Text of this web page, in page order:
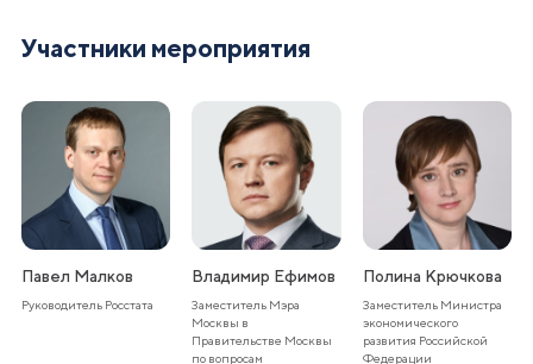
Участники мероприятия
Павел Малков
Руководитель Росстата
Владимир Ефимов
Заместитель Мэра
Москвы в
Правительстве Москвы
по вопросам
Полина Крючкова
Заместитель Министра
экономического
развития Российской
Федерации